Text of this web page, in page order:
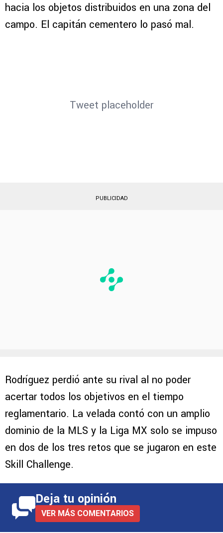
hacia los objetos distribuidos en una zona del
campo. El capitán cementero lo pasó mal.
Tweet placeholder
PUBLICIDAD
Rodríguez perdió ante su rival al no poder
acertar todos los objetivos en el tiempo
reglamentario. La velada contó con un amplio
dominio de la MLS y la Liga MX solo se impuso
en dos de los tres retos que se jugaron en este
Skill Challenge.
Deja tu opinión
VER MÁS COMENTARIOS